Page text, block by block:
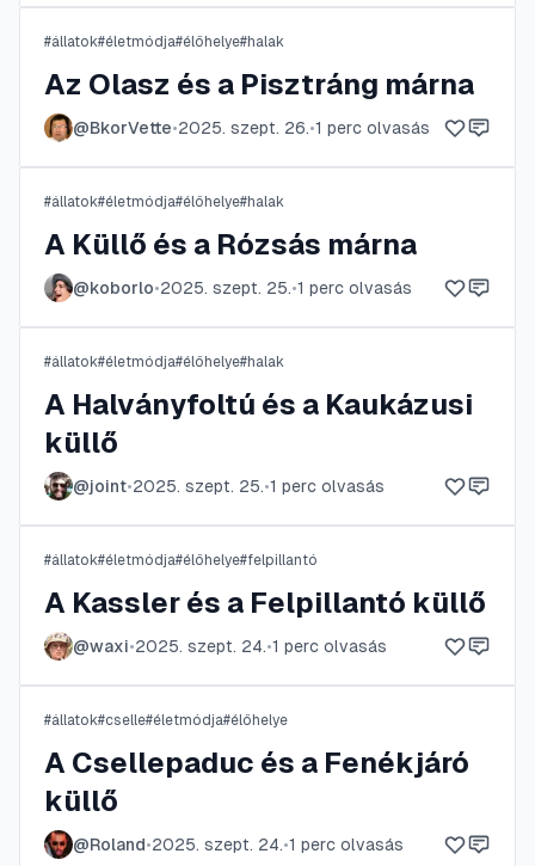
#állatok#életmódja#élőhelye#halak
Az Olasz és a Pisztráng márna
@BkorVette•2025. szept. 26.•1 perc olvasás
#állatok#életmódja#élőhelye#halak
A Küllő és a Rózsás márna
@koborlo•2025. szept. 25.•1 perc olvasás
#állatok#életmódja#élőhelye#halak
A Halványfoltú és a Kaukázusi
küllő
@joint•2025. szept. 25.•1 perc olvasás
#állatok#életmódja#élőhelye#felpillantó
A Kassler és a Felpillantó küllő
@waxi•2025. szept. 24.•1 perc olvasás
#állatok#cselle#életmódja#élőhelye
A Csellepaduc és a Fenékjáró
küllő
@Roland•2025. szept. 24.•1 perc olvasás